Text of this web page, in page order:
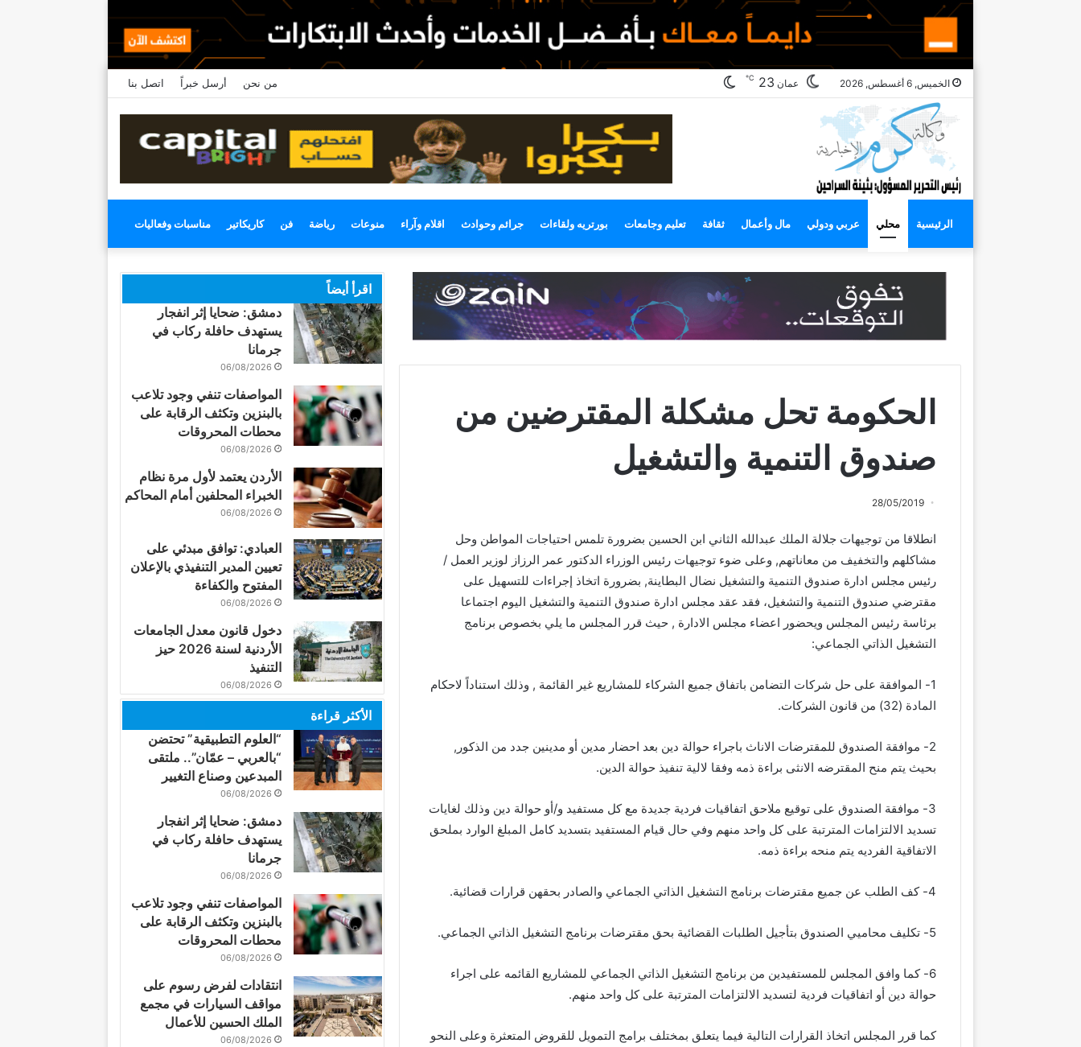
الخميس, 6 أغسطس, 2026
الوضع
عمان 23
℃ من نحن أرسل خبراً اتصل بنا
الرئيسية محلي عربي ودولي مال وأعمال ثقافة تعليم وجامعات بورتريه ولقاءات جرائم وحوادث اقلام وآراء منوعات رياضة فن كاريكاتير مناسبات وفعاليات
الحكومة تحل مشكلة المقترضين من
صندوق التنمية والتشغيل‎
28/05/2019
انطلاقا من توجيهات جلالة الملك عبدالله الثاني ابن الحسين بضرورة تلمس احتياجات المواطن وحل
مشاكلهم والتخفيف من معاناتهم, وعلى ضوء توجيهات رئيس الوزراء الدكتور عمر الرزاز لوزير العمل /
رئيس مجلس ادارة صندوق التنمية والتشغيل نضال البطاينة, بضرورة اتخاذ إجراءات للتسهيل على
مقترضي صندوق التنمية والتشغيل، فقد عقد مجلس ادارة صندوق التنمية والتشغيل اليوم اجتماعا
برئاسة رئيس المجلس ويحضور اعضاء مجلس الادارة , حيث قرر المجلس ما يلي بخصوص برنامج
التشغيل الذاتي الجماعي:
1- الموافقة على حل شركات التضامن باتفاق جميع الشركاء للمشاريع غير القائمة , وذلك استناداً لاحكام
المادة (32) من قانون الشركات.
2- موافقة الصندوق للمقترضات الاناث باجراء حوالة دين بعد احضار مدين أو مدينين جدد من الذكور,
بحيث يتم منح المقترضه الانثى براءة ذمه وفقا لالية تنفيذ حوالة الدين.
3- موافقة الصندوق على توقيع ملاحق اتفاقيات فردية جديدة مع كل مستفيد و/أو حوالة دين وذلك لغايات
تسديد الالتزامات المترتبة على كل واحد منهم وفي حال قيام المستفيد بتسديد كامل المبلغ الوارد بملحق
الاتفاقية الفرديه يتم منحه براءة ذمه.
4- كف الطلب عن جميع مقترضات برنامج التشغيل الذاتي الجماعي والصادر بحقهن قرارات قضائية.
5- تكليف محاميي الصندوق بتأجيل الطلبات القضائية بحق مقترضات برنامج التشغيل الذاتي الجماعي.
6- كما وافق المجلس للمستفيدين من برنامج التشغيل الذاتي الجماعي للمشاريع القائمه على اجراء
حوالة دين أو اتفاقيات فردية لتسديد الالتزامات المترتبة على كل واحد منهم.
كما قرر المجلس اتخاذ القرارات التالية فيما يتعلق بمختلف برامج التمويل للقروض المتعثرة وعلى النحو
اقرأ أيضاً
دمشق: ضحايا إثر انفجار
يستهدف حافلة ركاب في
جرمانا
06/08/2026
المواصفات تنفي وجود تلاعب
بالبنزين وتكثف الرقابة على
محطات المحروقات
06/08/2026
الأردن يعتمد لأول مرة نظام
الخبراء المحلفين أمام المحاكم
06/08/2026
العبادي: توافق مبدئي على
تعيين المدير التنفيذي بالإعلان
المفتوح والكفاءة
06/08/2026
دخول قانون معدل الجامعات
الأردنية لسنة 2026 حيز
التنفيذ
06/08/2026
الأكثر قراءة
“العلوم التطبيقية” تحتضن
“بالعربي – عمّان”.. ملتقى
المبدعين وصناع التغيير
06/08/2026
دمشق: ضحايا إثر انفجار
يستهدف حافلة ركاب في
جرمانا
06/08/2026
المواصفات تنفي وجود تلاعب
بالبنزين وتكثف الرقابة على
محطات المحروقات
06/08/2026
انتقادات لفرض رسوم على
مواقف السيارات في مجمع
الملك الحسين للأعمال
06/08/2026